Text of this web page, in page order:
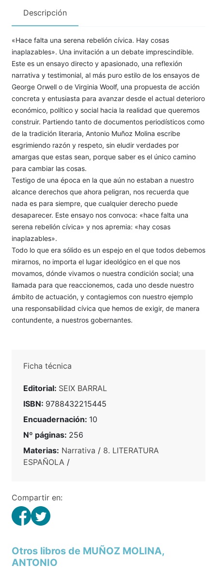
Descripción
«Hace falta una serena rebelión cívica. Hay cosas
inaplazables». Una invitación a un debate imprescindible.
Este es un ensayo directo y apasionado, una reflexión
narrativa y testimonial, al más puro estilo de los ensayos de
George Orwell o de Virginia Woolf, una propuesta de acción
concreta y entusiasta para avanzar desde el actual deterioro
económico, político y social hacia la realidad que queremos
construir. Partiendo tanto de documentos periodísticos como
de la tradición literaria, Antonio Muñoz Molina escribe
esgrimiendo razón y respeto, sin eludir verdades por
amargas que estas sean, porque saber es el único camino
para cambiar las cosas.
Testigo de una época en la que aún no estaban a nuestro
alcance derechos que ahora peligran, nos recuerda que
nada es para siempre, que cualquier derecho puede
desaparecer. Este ensayo nos convoca: «hace falta una
serena rebelión cívica» y nos apremia: «hay cosas
inaplazables».
Todo lo que era sólido es un espejo en el que todos debemos
mirarnos, no importa el lugar ideológico en el que nos
movamos, dónde vivamos o nuestra condición social; una
llamada para que reaccionemos, cada uno desde nuestro
ámbito de actuación, y contagiemos con nuestro ejemplo
una responsabilidad cívica que hemos de exigir, de manera
contundente, a nuestros gobernantes.
Ficha técnica
Editorial: SEIX BARRAL
ISBN: 9788432215445
Encuadernación: 10
Nº páginas: 256
Materias: Narrativa / 8. LITERATURA
ESPAÑOLA /
Compartir en:
Otros libros de MUÑOZ MOLINA,
ANTONIO